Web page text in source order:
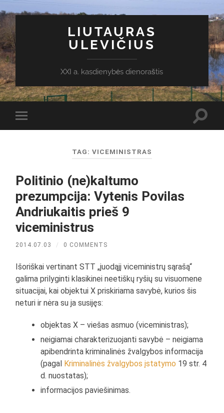
LIUTAURAS
ULEVIČIUS
XXI a. kasdienybės dienoraštis
Toggle
mobile
TAG: VICEMINISTRAS
Politinio (ne)kaltumo
prezumpcija: Vytenis Povilas
Andriukaitis prieš 9
viceministrus
2014.07.03 / 0 COMMENTS
Išoriškai vertinant STT „juodąjį viceministrų sąrašą“
galima prilyginti klasikinei neetiškų ryšių su visuomene
situacijai, kai objektui X priskiriama savybė, kurios šis
neturi ir nėra su ja susijęs:
objektas X – viešas asmuo (viceministras);
neigiamai charakterizuojanti savybė – neigiama
apibendrinta kriminalinės žvalgybos informacija
(pagal Kriminalinės žvalgybos įstatymo 19 str. 4
d. nuostatas);
informacijos paviešinimas.